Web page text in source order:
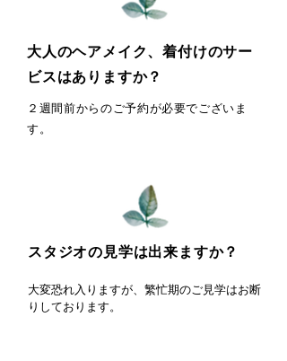
大人のヘアメイク、着付けのサー
ビスはありますか？
２週間前からのご予約が必要でございま
す。
スタジオの見学は出来ますか？
​​大変恐れ入りますが、繁忙期のご見学はお断
りしております。